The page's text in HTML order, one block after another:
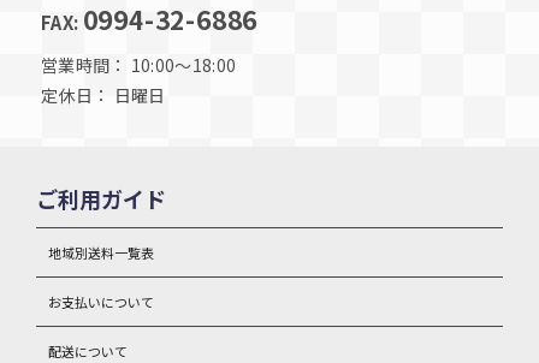
FAX: 0994-32-6886
営業時間： 10:00～18:00
定休日： 日曜日
ご利用ガイド
地域別送料一覧表
お支払いについて
配送について